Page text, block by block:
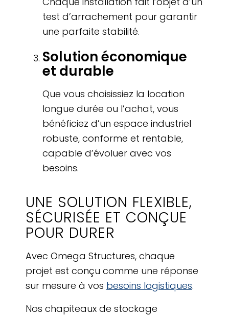
test d’arrachement pour garantir
une parfaite stabilité.
Solution économique
et durable
Que vous choisissiez la location
longue durée ou l’achat, vous
bénéficiez d’un espace industriel
robuste, conforme et rentable,
capable d’évoluer avec vos
besoins.
UNE SOLUTION FLEXIBLE,
SÉCURISÉE ET CONÇUE
POUR DURER
Avec Omega Structures, chaque
projet est conçu comme une réponse
sur mesure à vos besoins logistiques.
Nos chapiteaux de stockage